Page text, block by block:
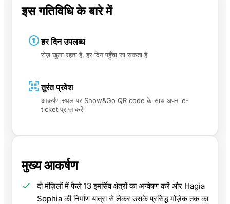
इस गतिविधि के बारे में
हर दिन उपलब्ध
रोज़ खुला रहता है, हर दिन पहुँचा जा सकता है
तुरंत प्रवेश
आकर्षण स्थल पर Show&Go QR code के साथ अपना e-
ticket प्राप्त करें
मुख्य आकर्षण
दो मंज़िलों में फैले 13 इमर्सिव क्षेत्रों का अन्वेषण करें और Hagia
Sophia की निर्माण यात्रा से लेकर उसके प्रसिद्ध मोज़ेक तक का